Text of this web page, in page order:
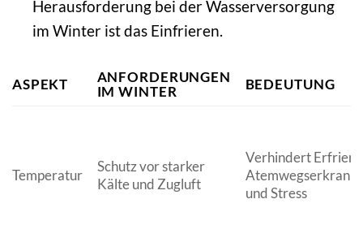
Herausforderung bei der Wasserversorgung
im Winter ist das Einfrieren.
ASPEKT
ANFORDERUNGEN
IM WINTER
BEDEUTUNG
Temperatur
Schutz vor starker
Kälte und Zugluft
Verhindert
und Stress